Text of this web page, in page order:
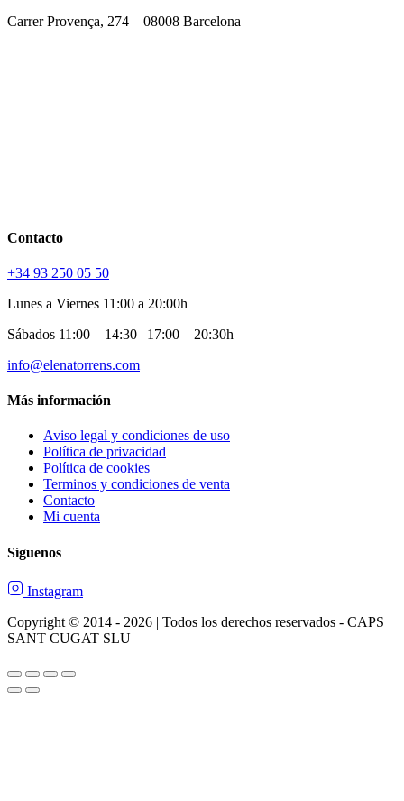
Carrer Provença, 274 – 08008 Barcelona
Contacto
+34 93 250 05 50
Lunes a Viernes 11:00 a 20:00h
Sábados 11:00 – 14:30 | 17:00 – 20:30h
info@elenatorrens.com
Más información
Aviso legal y condiciones de uso
Política de privacidad
Política de cookies
Terminos y condiciones de venta
Contacto
Mi cuenta
Síguenos
Instagram
Copyright © 2014 - 2026 | Todos los derechos reservados - CAPS
SANT CUGAT SLU